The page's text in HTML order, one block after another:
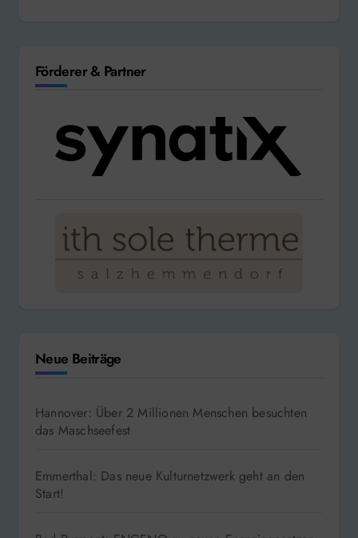
Förderer & Partner
Neue Beiträge
Hannover: Über 2 Millionen Menschen besuchten
das Maschseefest
Emmerthal: Das neue Kulturnetzwerk geht an den
Start!